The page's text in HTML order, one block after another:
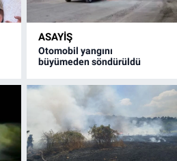
ASAYİŞ
Otomobil yangını
büyümeden söndürüldü